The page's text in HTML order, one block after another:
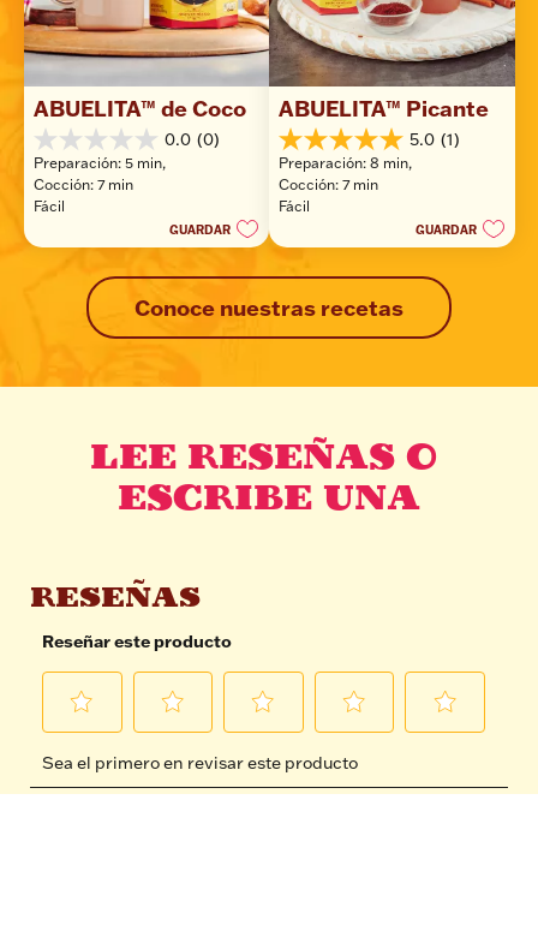
ABUELITA™ de Coco
0.0 (0)
0.0
de
5
estrellas.
Preparación: 5 min,
Cocción: 7 min
Fácil
GUARDAR
ABUELITA™ Picante
5.0 (1)
5.0
de
5
estrellas.
Preparación: 8 min,
Cocción: 7 min
Fácil
GUARDAR
Conoce nuestras recetas
LEE RESEÑAS O
ESCRIBE UNA